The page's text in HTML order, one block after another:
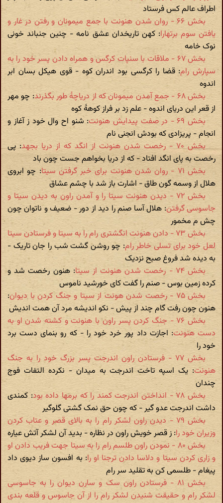
اطراف عالم کس فرستاد
بخش ۶۶ - روان شدن هنونت با جمع میمونان و رفتن در غار و
یافتن سوم برتهارا: کهن تاریخدان عشق نامه - چنین جنباند خونی
نوک خامه
بخش ۶۷ - ملاقات با سنپات کرگس و همراه دادن پسر خود را به
سپارش رام: قضا را کرگسی بود اندران کوه - قوی هیکل بسان ابر
اندوه
بخش ۶۸ - جمع آمدن میمونان که از دریاچۀ طور بگذرند
: چو مهر
از قعر این دریای اندوه - علم زد بر فراز کوهۀ کوه
بخش ۶۹ - در صفت پیدایش هنونت
: شنو اح وال خود ز آغاز و
انجام - پریزادی که بودش انجنی نام
بخش ۷۰ - رخصت شدن هنونت از انگد که از دریا بجهد
: پی
رخصت به پای انگد افتاد - که از دریا بخواهم جست چون باد
بخش ۷۱ - روان شدن هنونت برای خبر گرفتن سیتا
: چو ابروی
هلال از وسمه گون طاق - اشارت باز شد با چشم عشاق
بخش ۷۲ - دیدن هنونت سیتا را و آمدن راون به دیدن سیتا و
جاسوسی گرفتن: هلال آسا صنم را دید از دور - ضعیف و ناتوان چون
چش م مخمور
بخش ۷۳ - دادن هنونت انگشتری رام را به سیتا و فرستادن سیتا
لعل خود برای تسلی خاطر رام: چو روشن گشت شب را جان تاریک -
به دیده شد فروغ صبح نزدیک
بخش ۷۴ - رخصت شدن هنونت از سیتا
: هنون رخصت شد و
کرده زمین بوس - صنم را گفت کای خورشید ناموس
بخش ۷۵ - رخصت شدن هونت از سیتا و جنگ کردن با دیوان
:
هنون چون رفت گام چند از پیش - نکو اندیشه مرد آن همت اندیش
بخش ۷۶ - جنگ کردن پسر راون با هنونت و کشته شدن او به
دست هنونت: اجازت داد پور خرد خود را - که رو بنمای دست برد
خود را
بخش ۷۷ - فرستادن راون اندرجت پسر بزرگ خود را به جنگ
هنونت: یک اسپه تاخت اندرجت به میدان - نکرده التفات فوج
چندان
بخش ۷۸ - انداختن اندرجت کمند را که برمها داده بود
: کمندی
داشت اندرجت عدو گیر - که چون حق نمک گشتی گلوگیر
بخش ۷۹ - دیدن راون لشکر رام را به بالای قصر و عتاب کردن
وزیران خود را: ز قصر خویش راون در نظاره - بدید آن لشکر آتش عیاره
بخش ۸۰ - نمودن راون طلسم رام را به سیتا جهت فریب دادن او
و زاری کردن سیتا و دلاسا دادن ترجنا او را: به افسون ساز دیوی داد
پیغام - طلسمی کن به تقلید سر رام
بخش ۸۱ - فرستادن راون سک و سارن دیوان را به جاسوسی
لشکر رام و حقیقت شنیدن لشکر رام را از آن جاسوس و قلعه بندی